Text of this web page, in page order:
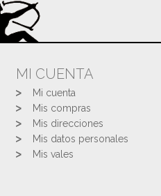
MI CUENTA
Mi cuenta
Mis compras
Mis direcciones
Mis datos personales
Mis vales